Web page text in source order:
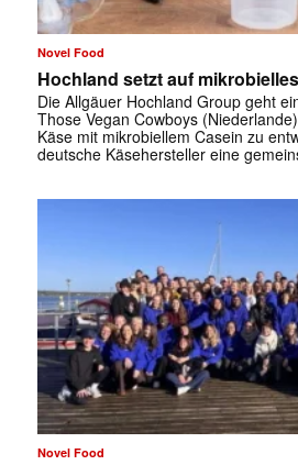
Novel Food
Hochland setzt auf
Die Allgäuer Hochland Group geht
Those Vegan Cowboys
Käse mit mikrobiellem Casein zu
deutsche Käsehersteller eine
Novel Food